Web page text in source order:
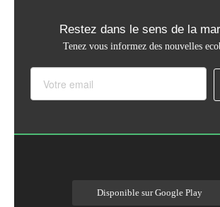
Restez dans le sens de la
Tenez vous informez des nouvelles
Disponible sur Google Play